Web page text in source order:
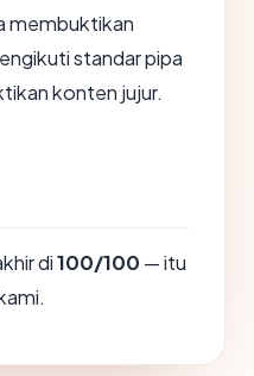
membuktikan
standar pipa
konten jujur.
di100/100 — itu